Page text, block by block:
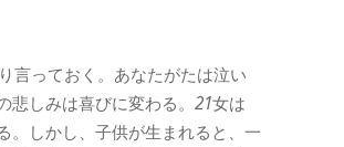
言っておく。あなたがたは泣い
しみは喜びに変わる。 21女は
。しかし、子供が生まれると、一